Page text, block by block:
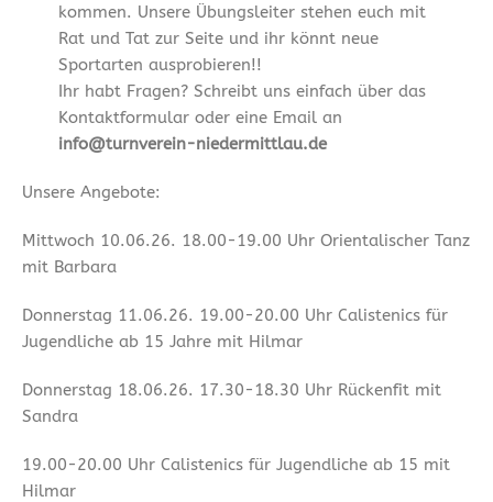
kommen. Unsere Übungsleiter stehen euch mit
Rat und Tat zur Seite und ihr könnt neue
Sportarten ausprobieren!!
Ihr habt Fragen? Schreibt uns einfach über das
Kontaktformular oder eine Email an
info@turnverein-niedermittlau.de
Unsere Angebote:
Mittwoch 10.06.26. 18.00-19.00 Uhr Orientalischer Tanz
mit Barbara
Donnerstag 11.06.26. 19.00-20.00 Uhr Calistenics für
Jugendliche ab 15 Jahre mit Hilmar
Donnerstag 18.06.26. 17.30-18.30 Uhr Rückenfit mit
Sandra
19.00-20.00 Uhr Calistenics für Jugendliche ab 15 mit
Hilmar